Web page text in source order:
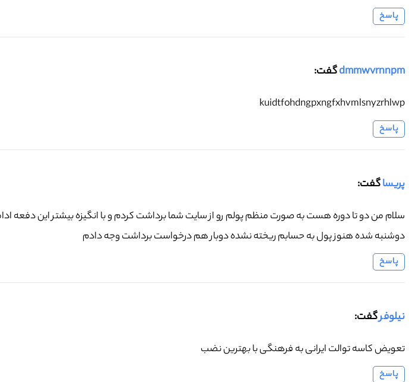
پاسخ
dmmwvrnnpmگفت:
kuidtfohdngpxngfxhvmlsnyzrhlwp
پاسخ
پریساگفت:
سلام من دو تا دوره هست به صورت منظم پولم رو از سایت شما برداشت کردم و با انگیزه بیشتر این دفعه
دوشنبه شده هنوز پول به حسابم ریخته نشده دوبار هم درخواست برداشت وجه دادم
پاسخ
نیلوفرگفت:
تعویض کاسه توالت ایرانی به فرهنگی با بهترین نضب
پاسخ